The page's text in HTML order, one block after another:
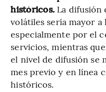
históricos. La difusión
volátiles sería mayor a
especialmente por el
servicios, mientras
el nivel de difusión se
mes previo y en línea
históricos.